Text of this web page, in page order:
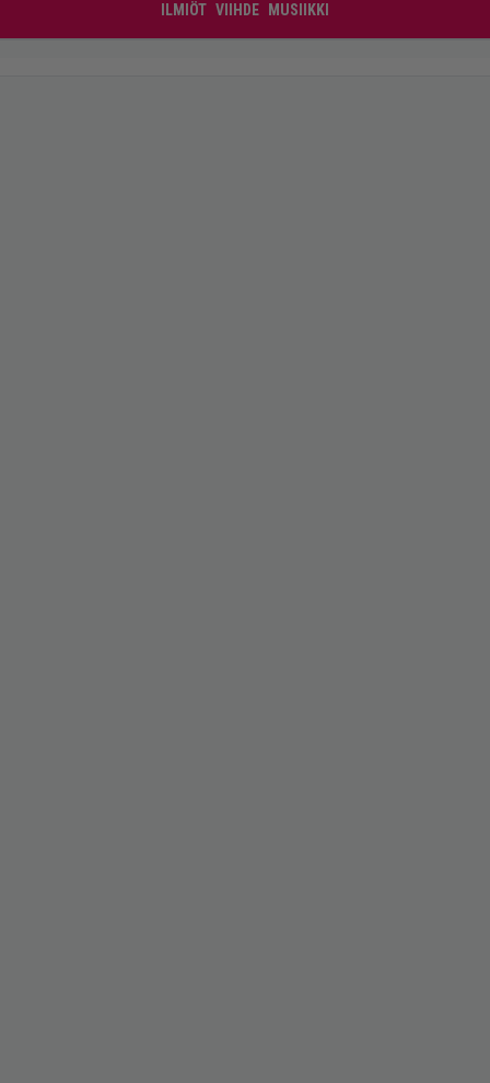
ILMIÖT VIIHDE MUSIIKKI